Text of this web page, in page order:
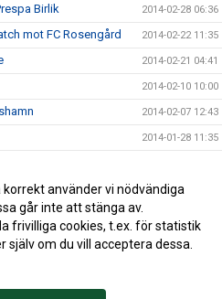
Birlik 2014-02-28 06:36
mot FC Rosengård 2014-02-22 11:35
2014-02-21 04:41
2014-02-10 10:00
2014-02-07 12:43
2014-01-28 11:35
2014-01-17 20:19
2014-01-14 14:02
använder vi nödvändiga
går inte att stänga av.
frivilliga cookies, t.ex. för statistik
själv om du vill acceptera dessa.